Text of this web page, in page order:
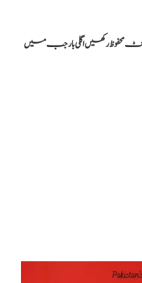
محفوظ رکھیں اگلی بار جب میں